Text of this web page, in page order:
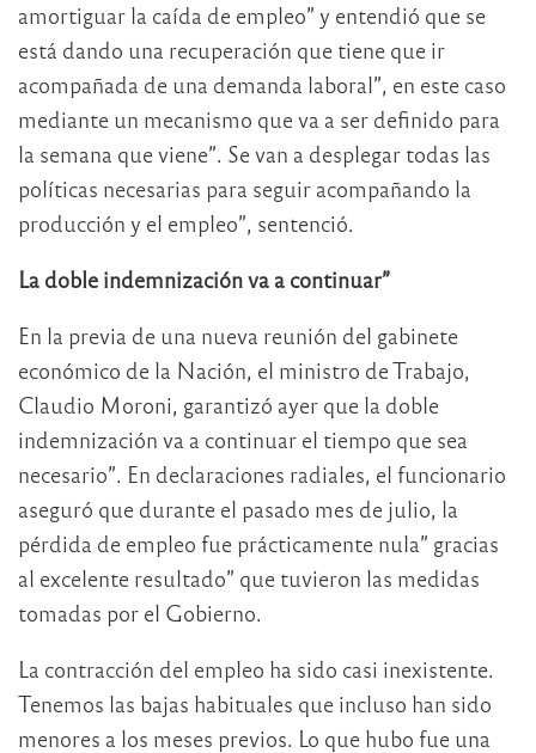
amortiguar la caída de empleo” y entendió que se
está dando una recuperación que tiene que ir
acompañada de una demanda laboral”, en este caso
mediante un mecanismo que va a ser definido para
la semana que viene”. Se van a desplegar todas las
políticas necesarias para seguir acompañando la
producción y el empleo”, sentenció.
La doble indemnización va a continuar”
En la previa de una nueva reunión del gabinete
económico de la Nación, el ministro de Trabajo,
Claudio Moroni, garantizó ayer que la doble
indemnización va a continuar el tiempo que sea
necesario”. En declaraciones radiales, el funcionario
aseguró que durante el pasado mes de julio, la
pérdida de empleo fue prácticamente nula” gracias
al excelente resultado” que tuvieron las medidas
tomadas por el Gobierno.
La contracción del empleo ha sido casi inexistente.
Tenemos las bajas habituales que incluso han sido
menores a los meses previos. Lo que hubo fue una